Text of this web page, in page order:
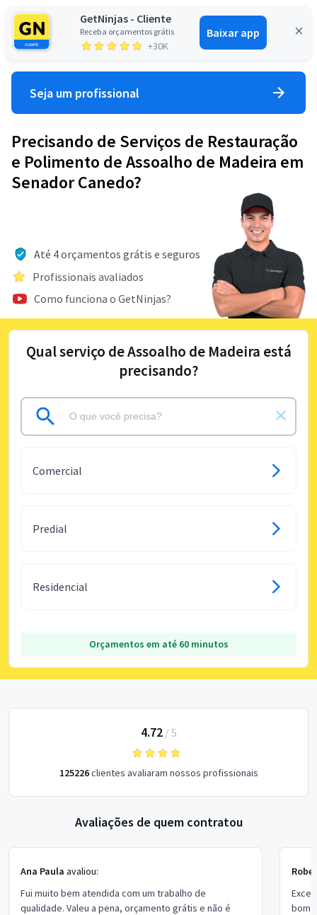
GetNinjas - Cliente
Receba orçamentos grátis
+30K
Baixar app
Entrar
Seja um profissional
Precisando de Serviços de Restauração
e Polimento de Assoalho de Madeira em
Senador Canedo?
Até 4 orçamentos grátis e seguros
Profissionais avaliados
Como funciona o GetNinjas?
Qual serviço de Assoalho de Madeira está
precisando?
Comercial
Predial
Residencial
Orçamentos em até 60 minutos
4.72/ 5
125226clientes avaliaram nossos profissionais
Avaliações de quem contratou
Ana Paula avaliou:
Fui muito bem atendida com um trabalho de
qualidade. Valeu a pena, orçamento grátis e não é
bom